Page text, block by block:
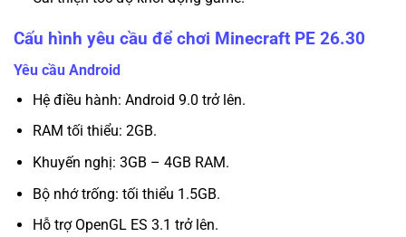
Cấu hình yêu cầu để chơi Minecraft PE 26.30
Yêu cầu Android
Hệ điều hành: Android 9.0 trở lên.
RAM tối thiểu: 2GB.
Khuyến nghị: 3GB – 4GB RAM.
Bộ nhớ trống: tối thiểu 1.5GB.
Hỗ trợ OpenGL ES 3.1 trở lên.